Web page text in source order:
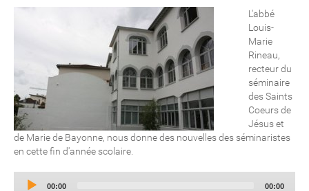
L'abbé
Louis-
Marie
Rineau,
recteur du
séminaire
des Saints
Coeurs de
Jésus et
de Marie de Bayonne, nous donne des nouvelles des séminaristes
en cette fin d'année scolaire.
Current
00:00
Total
00:00